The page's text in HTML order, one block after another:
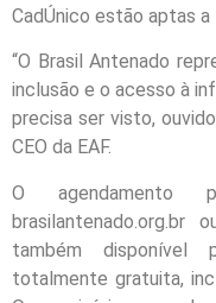
CadÚnico estão aptas
“O Brasil Antenado
inclusão e o acesso à
precisa ser visto,
CEO da EAF.
O
também disponível
totalmente gratuita,